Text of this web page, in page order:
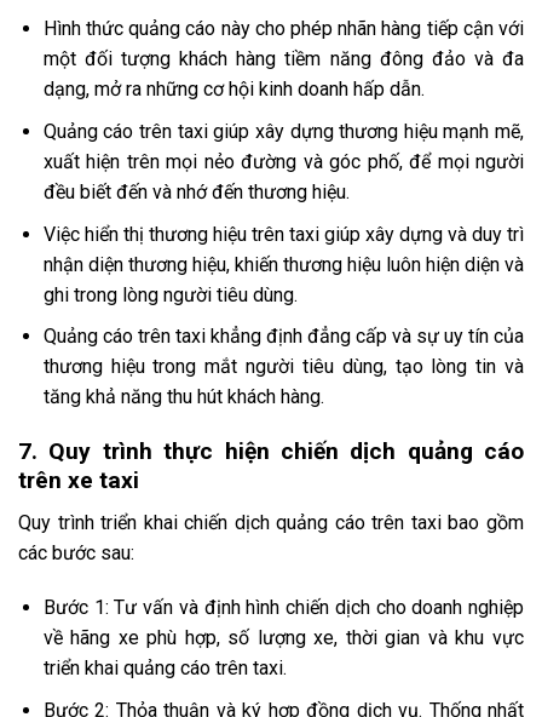
Hình thức quảng cáo này cho phép nhãn hàng tiếp cận với
một đối tượng khách hàng tiềm năng đông đảo và đa
dạng, mở ra những cơ hội kinh doanh hấp dẫn.
Quảng cáo trên taxi giúp xây dựng thương hiệu mạnh mẽ,
xuất hiện trên mọi nẻo đường và góc phố, để mọi người
đều biết đến và nhớ đến thương hiệu.
Việc hiển thị thương hiệu trên taxi giúp xây dựng và duy trì
nhận diện thương hiệu, khiến thương hiệu luôn hiện diện và
ghi trong lòng người tiêu dùng.
Quảng cáo trên taxi khẳng định đẳng cấp và sự uy tín của
thương hiệu trong mắt người tiêu dùng, tạo lòng tin và
tăng khả năng thu hút khách hàng.
7. Quy trình thực hiện chiến dịch quảng cáo
trên xe taxi
Quy trình triển khai chiến dịch quảng cáo trên taxi bao gồm
các bước sau:
Bước 1: Tư vấn và định hình chiến dịch cho doanh nghiệp
về hãng xe phù hợp, số lượng xe, thời gian và khu vực
triển khai quảng cáo trên taxi.
Bước 2: Thỏa thuận và ký hợp đồng dịch vụ. Thống nhất